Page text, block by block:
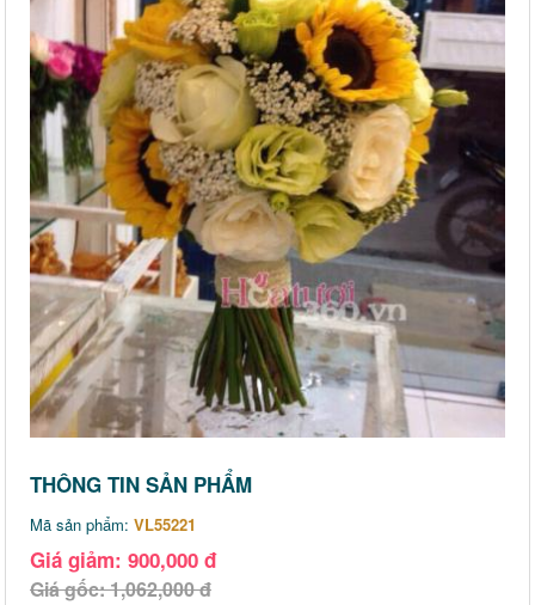
THÔNG TIN SẢN PHẨM
Mã sản phẩm: VL55221
Giá giảm: 900,000 đ
Giá gốc: 1,062,000 đ